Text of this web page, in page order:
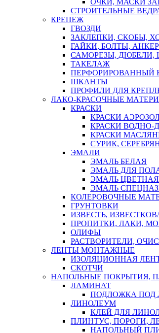
ОЧКИ, МАСКИ
СТРОИТЕЛЬНЫЕ
КРЕПЕЖ
ГВОЗДИ
ЗАКЛЕПКИ, СКОБЫ,
ГАЙКИ, БОЛТЫ,
САМОРЕЗЫ, ДЮБЕЛИ,
ТАКЕЛАЖ
ПЕРФОРИРОВАННЫЙ
ШКАНТЫ
ПРОФИЛИ ДЛЯ
ЛАКО-КРАСОЧНЫЕ
КРАСКИ
КРАСКИ
КРАСКИ ВОДНО-
КРАСКИ
СУРИК,
ЭМАЛИ
ЭМАЛЬ БЕЛАЯ
ЭМАЛЬ ДЛЯ
ЭМАЛЬ ЦВЕТНАЯ
ЭМАЛЬ
КОЛЕРОВОЧНЫЕ
ГРУНТОВКИ
ИЗВЕСТЬ,
ПРОПИТКИ, ЛАКИ,
ОЛИФЫ
РАСТВОРИТЕЛИ,
ЛЕНТЫ МОНТАЖНЫЕ
ИЗОЛЯЦИОННАЯ
СКОТЧИ
НАПОЛЬНЫЕ ПОКРЫТИЯ,
ЛАМИНАТ
ПОДЛОЖКА ПОД
ЛИНОЛЕУМ
КЛЕЙ ДЛЯ
ПЛИНТУС, ПОРОГИ,
НАПОЛЬНЫЙ